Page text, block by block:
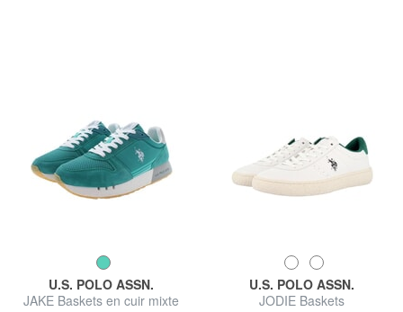
U.S. POLO ASSN.
JAKE Baskets en cuir mixte
U.S. POLO ASSN.
JODIE Baskets